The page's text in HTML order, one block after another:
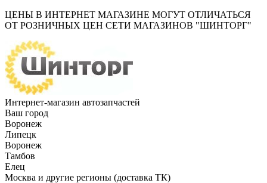
ЦЕНЫ В ИНТЕРНЕТ МАГАЗИНЕ МОГУТ ОТЛИЧАТЬСЯ
ОТ РОЗНИЧНЫХ ЦЕН СЕТИ МАГАЗИНОВ "ШИНТОРГ"
Интернет-магазин автозапчастей
Ваш город
Воронеж
Липецк
Воронеж
Тамбов
Елец
Москва и другие регионы (доставка ТК)